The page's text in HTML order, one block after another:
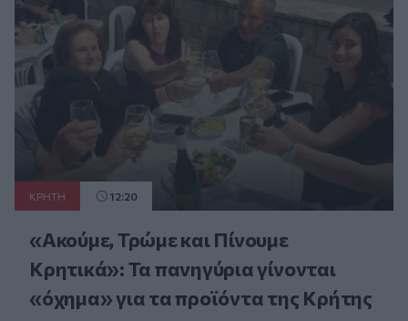
ΚΡΗΤΗ 12:20
«Ακούμε, Τρώμε και Πίνουμε
Κρητικά»: Τα πανηγύρια γίνονται
«όχημα» για τα προϊόντα της Κρήτης